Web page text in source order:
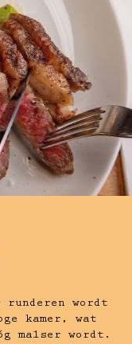
runderen wordt
kamer, wat
malser wordt.